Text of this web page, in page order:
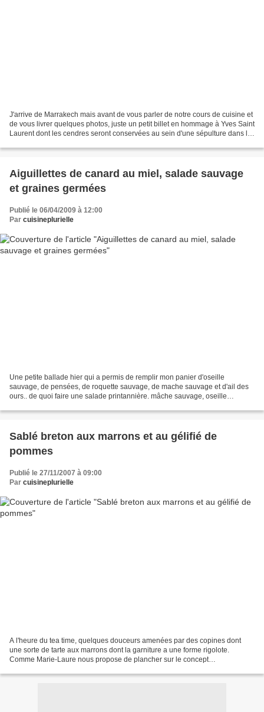
J'arrive de Marrakech mais avant de vous parler de notre cours de cuisine et
de vous livrer quelques photos, juste un petit billet en hommage à Yves Saint
Laurent dont les cendres seront conservées au sein d'une sépulture dans le
Aiguillettes de canard au miel, salade sauvage
et graines germées
Publié le 06/04/2009 à 12:00
Par cuisineplurielle
Une petite ballade hier qui a permis de remplir mon panier d'oseille
sauvage, de pensées, de roquette sauvage, de mache sauvage et d'ail des
ours.. de quoi faire une salade printannière. mâche sauvage, oseille
Sablé breton aux marrons et au gélifié de
pommes
Publié le 27/11/2007 à 09:00
Par cuisineplurielle
A l'heure du tea time, quelques douceurs amenées par des copines dont
une sorte de tarte aux marrons dont la garniture a une forme rigolote.
Comme Marie-Laure nous propose de plancher sur le concept